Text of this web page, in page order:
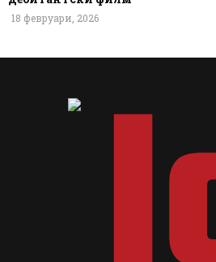
18 февруари, 2026